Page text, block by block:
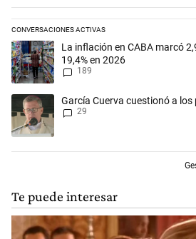
CONVERSACIONES ACTIVAS
Este listado muestra los artículos con
Un artículo de tendencia con el título "La
La inflación en CABA marcó
19,4% en 2026
189
Un artículo de tendencia con el título
García Cuerva cuestionó a
29